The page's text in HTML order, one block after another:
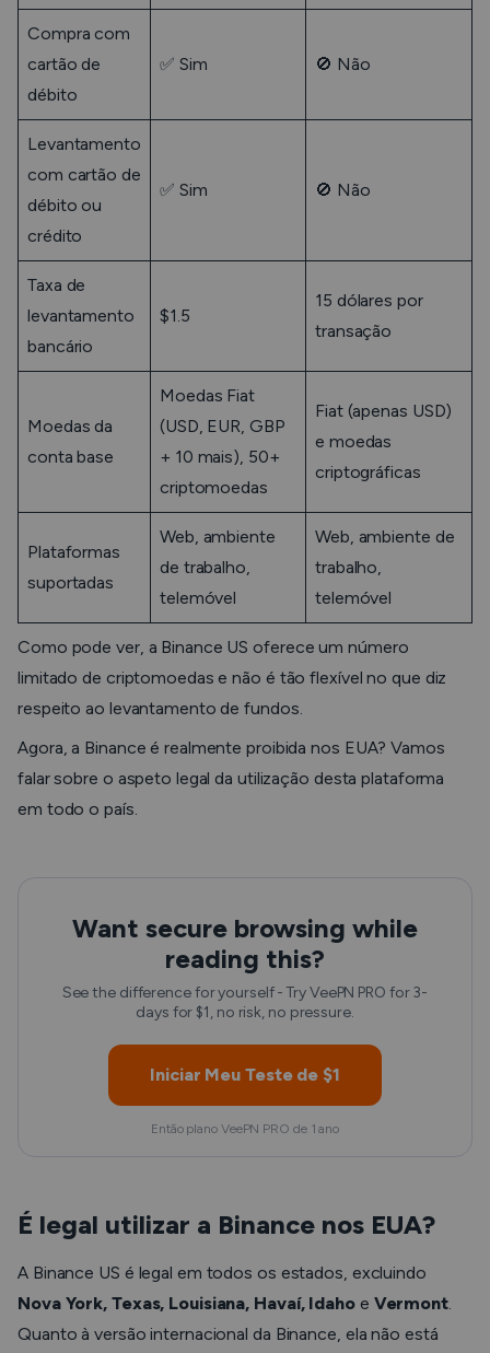
Compra com
cartão de
débito
✅ Sim 🚫 Não
Levantamento
com cartão de
débito ou
crédito
✅ Sim 🚫 Não
Taxa de
levantamento
bancário
$1.5
15 dólares por
transação
Moedas da
conta base
Moedas Fiat
(USD, EUR, GBP
+ 10 mais), 50+
criptomoedas
Fiat (apenas USD)
e moedas
criptográficas
Plataformas
suportadas
Web, ambiente
de trabalho,
telemóvel
Web, ambiente de
trabalho,
telemóvel
Como pode ver, a Binance US oferece um número
limitado de criptomoedas e não é tão flexível no que diz
respeito ao levantamento de fundos.
Agora, a Binance é realmente proibida nos EUA? Vamos
falar sobre o aspeto legal da utilização desta plataforma
em todo o país.
Want secure browsing while
reading this?
See the difference for yourself - Try VeePN PRO for 3-
days for $1, no risk, no pressure.
Iniciar Meu Teste de $1
Então plano VeePN PRO de 1 ano
É legal utilizar a Binance nos EUA?
A Binance US é legal em todos os estados, excluindo
Nova York, Texas, Louisiana, Havaí, Idaho e Vermont.
Quanto à versão internacional da Binance, ela não está